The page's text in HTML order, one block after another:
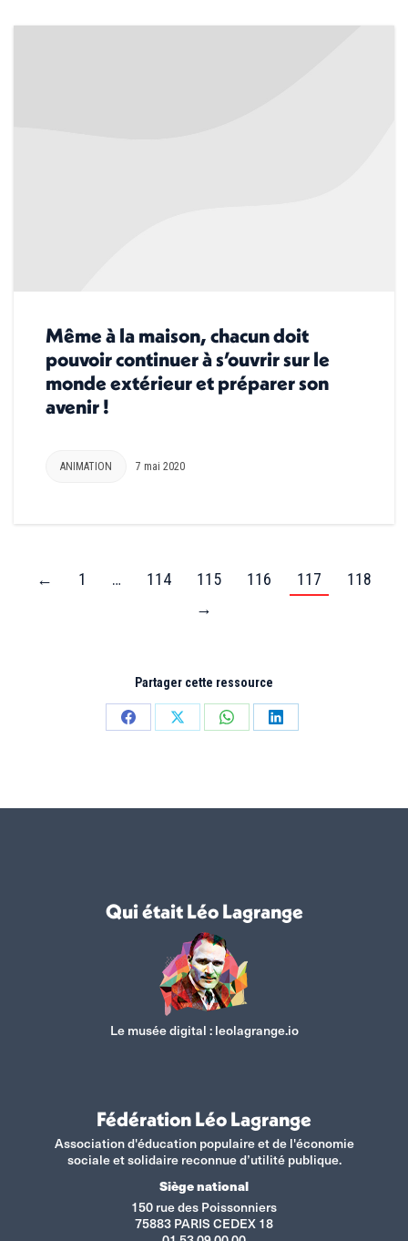
Même à la maison, chacun doit
pouvoir continuer à s’ouvrir sur le
monde extérieur et préparer son
avenir !
ANIMATION 7 mai 2020
← 1 … 114 115 116 117
118
→
Partager cette ressource
PartagerPartagerPartagerPartager
Qui était Léo Lagrange
Le musée digital : leolagrange.io
Fédération Léo Lagrange
Association d'éducation populaire et de l'économie
sociale et solidaire reconnue d’utilité publique.
Siège national
150 rue des Poissonniers
75883 PARIS CEDEX 18